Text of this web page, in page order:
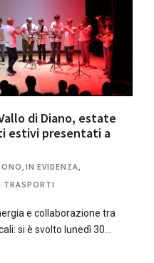
di Diano, estate
estivi presentati a
IN EVIDENZA
TRASPORTI
e collaborazione tra
si è svolto lunedì 30…